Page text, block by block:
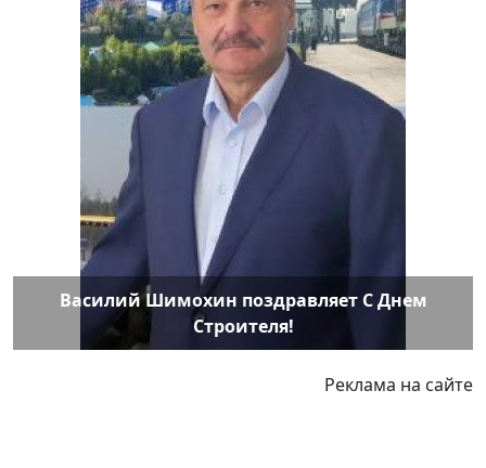
Василий Шимохин поздравляет С Днем
Строителя!
Реклама на сайте